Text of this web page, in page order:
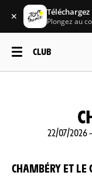
✕ Plongez au
CLUB
22/07/2026
CHAMBÉRY ET LE